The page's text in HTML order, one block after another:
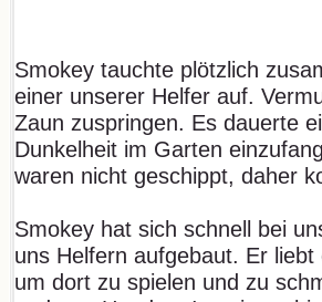
Smokey tauchte plötzlich
einer unserer Helfer auf.
Zaun zuspringen. Es dauerte
Dunkelheit im Garten
waren nicht geschippt, daher
Smokey hat sich schnell bei
uns Helfern aufgebaut. Er
um dort zu spielen und zu